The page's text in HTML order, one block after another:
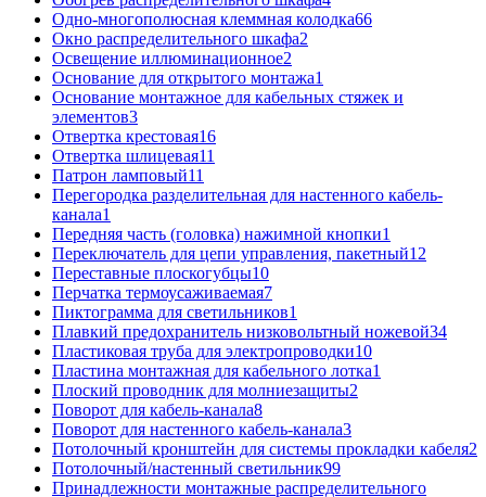
Одно-многополюсная клеммная колодка66
Окно распределительного шкафа2
Освещение иллюминационное2
Основание для открытого монтажа1
Основание монтажное для кабельных стяжек и
элементов3
Отвертка крестовая16
Отвертка шлицевая11
Патрон ламповый11
Перегородка разделительная для настенного кабель-
канала1
Передняя часть (головка) нажимной кнопки1
Переключатель для цепи управления, пакетный12
Переставные плоскогубцы10
Перчатка термоусаживаемая7
Пиктограмма для светильников1
Плавкий предохранитель низковольтный ножевой34
Пластиковая труба для электропроводки10
Пластина монтажная для кабельного лотка1
Плоский проводник для молниезащиты2
Поворот для кабель-канала8
Поворот для настенного кабель-канала3
Потолочный кронштейн для системы прокладки кабеля2
Потолочный/настенный светильник99
Принадлежности монтажные распределительного